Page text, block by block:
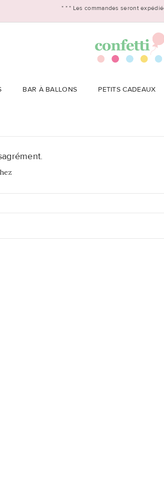
* * * Les commandes seront
BAR À BALLONS PETITS CADEAUX